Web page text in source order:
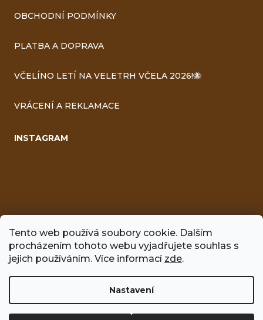
Tento web používá soubory cookie. Dalším
procházením tohoto webu vyjadřujete souhlas s
jejich používáním. Více informací zde.
Nastavení
OBCHODNÍ PODMÍNKY
PLATBA A DOPRAVA
VČELÍNO LETÍ NA VELETRH VČELA 2026!🐝
VRÁCENÍ A REKLAMACE
INSTAGRAM
FACEBOOK
Vytvořil Shoptet